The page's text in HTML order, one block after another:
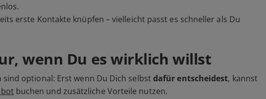
erste Kontakte knüpfen – vielleicht passt es schneller als Du
wenn Du es wirklich willst
optional: Erst wenn Du Dich selbstdafür entscheidest, kannst
buchen und zusätzliche Vorteile nutzen.